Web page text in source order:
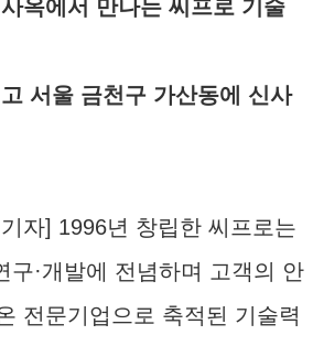
옥에서 만나는 씨프로 기술
서울 금천구 가산동에 신사
자] 1996년 창립한 씨프로는
구·개발에 전념하며 고객의 안
전문기업으로 축적된 기술력